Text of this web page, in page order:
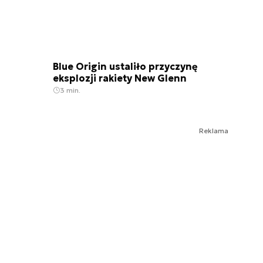
Blue Origin ustaliło przyczynę
eksplozji rakiety New Glenn
3 min.
Reklama